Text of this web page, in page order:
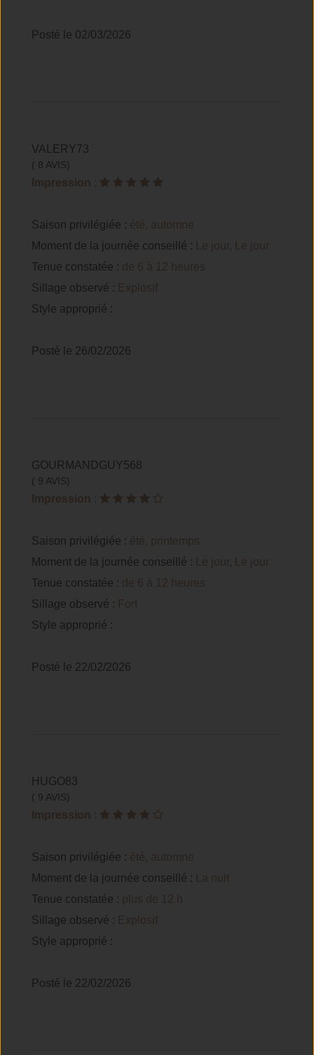
Posté le 02/03/2026
VALERY73
( 8 AVIS)
Impression :
Saison privilégiée : été, automne
Moment de la journée conseillé :
Le jour, Le jour
Tenue constatée : de 6 à 12 heures
Sillage observé : Explosif
Style approprié :
Posté le 26/02/2026
GOURMANDGUY568
( 9 AVIS)
Impression :
Saison privilégiée : été, printemps
Moment de la journée conseillé :
Le jour, Le jour
Tenue constatée : de 6 à 12 heures
Sillage observé : Fort
Style approprié :
Posté le 22/02/2026
HUGO83
( 9 AVIS)
Impression :
Saison privilégiée : été, automne
Moment de la journée conseillé :
La nuit
Tenue constatée : plus de 12 h
Sillage observé : Explosif
Style approprié :
Posté le 22/02/2026